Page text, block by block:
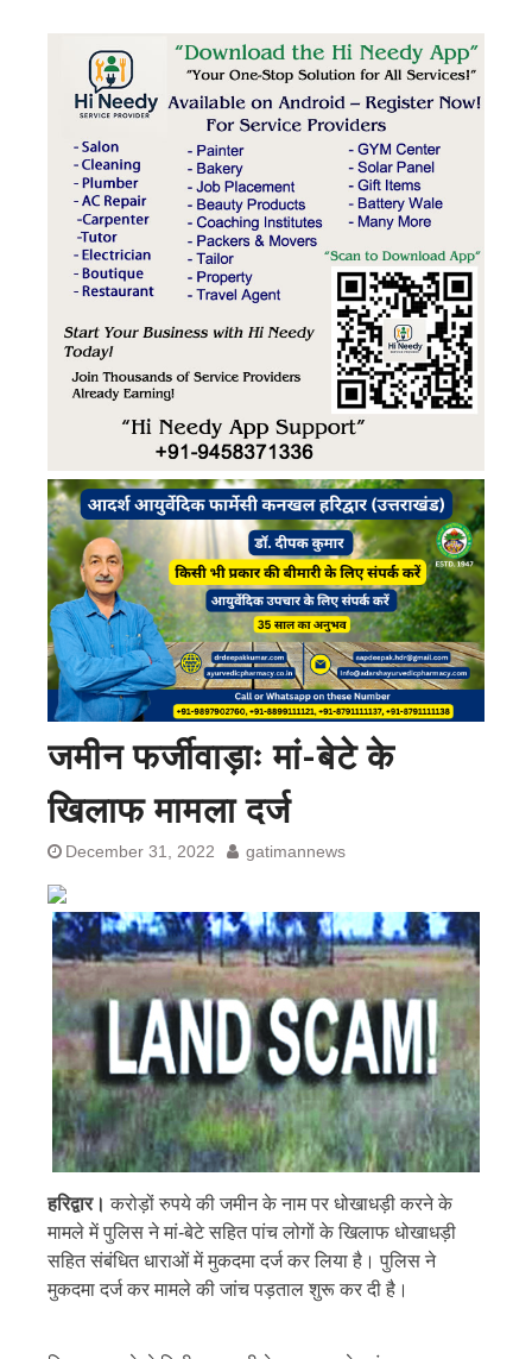
जमीन फर्जीवाड़ाः मां-बेटे के
खिलाफ मामला दर्ज
December 31, 2022 gatimannews
हरिद्वार।करोड़ों रुपये की जमीन के नाम पर धोखाधड़ी करने के
मामले में पुलिस ने मां-बेटे सहित पांच लोगों के खिलाफ धोखाधड़ी
सहित संबंधित धाराओं में मुकदमा दर्ज कर लिया है। पुलिस ने
मुकदमा दर्ज कर मामले की जांच पड़ताल शुरू कर दी है।